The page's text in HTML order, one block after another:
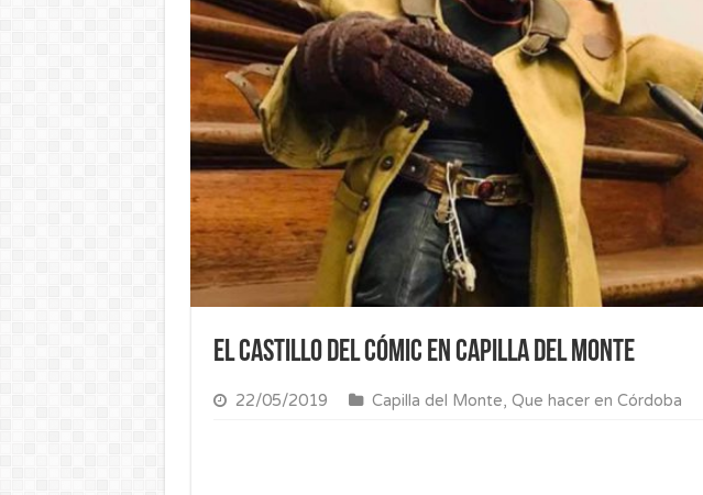
El Castillo del Cómic en Capilla del Monte
22/05/2019 Capilla del Monte, Que hacer en Córdoba